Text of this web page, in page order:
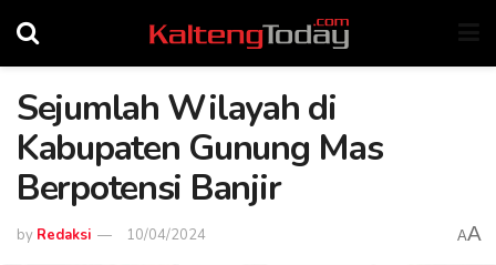
Sejumlah Wilayah di
Kabupaten Gunung Mas
Berpotensi Banjir
by Redaksi 10/04/2024 AA